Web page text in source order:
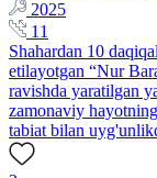
2025
11
Shahardan 10
etilayotgan “Nur
ravishda yaratilgan
zamonaviy
tabiat bilan